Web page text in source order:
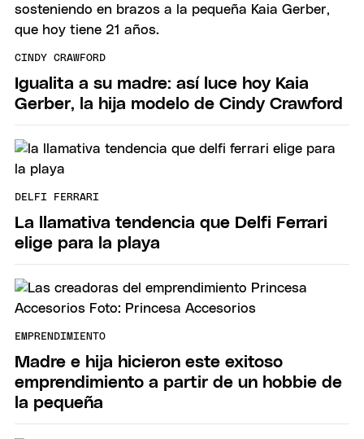
CINDY CRAWFORD
Igualita a su madre: así luce hoy Kaia
Gerber, la hija modelo de Cindy Crawford
DELFI FERRARI
La llamativa tendencia que Delfi Ferrari
elige para la playa
EMPRENDIMIENTO
Madre e hija hicieron este exitoso
emprendimiento a partir de un hobbie de
la pequeña